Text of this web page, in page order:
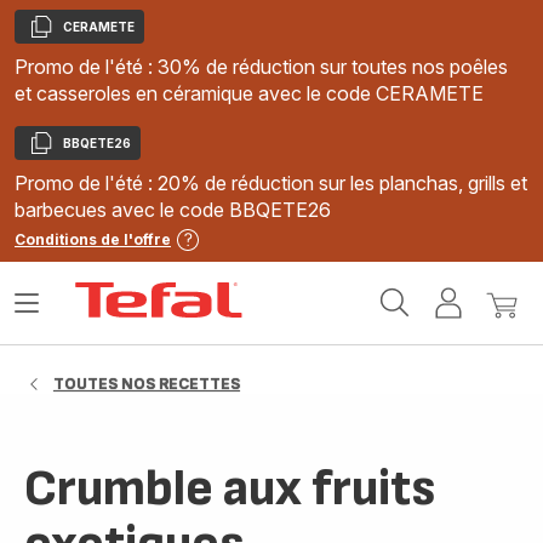
Copier
CERAMETE
Promo de l'été : 30% de réduction sur toutes nos poêles
et casseroles en céramique avec le code CERAMETE
Copier
BBQETE26
Promo de l'été : 20% de réduction sur les planchas, grills et
barbecues avec le code BBQETE26
Conditions de l'offre
MonMon
Ouvrir
TOUTES NOS RECETTES
Crumble aux fruits